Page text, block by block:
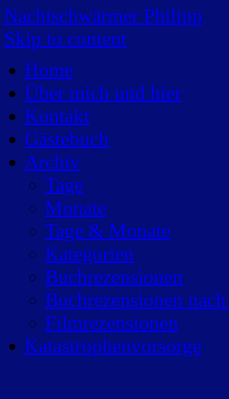
Nachtschwärmer Philipp
Skip to content
Home
Über mich und hier
Kontakt
Gästebuch
Archiv
Tage
Monate
Tage & Monate
Kategorien
Buchrezensionen
Buchrezensionen
Filmrezensionen
Katastrophenvorsorge